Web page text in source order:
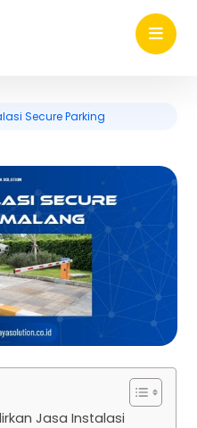
Secure Parking
Jasa Instalasi